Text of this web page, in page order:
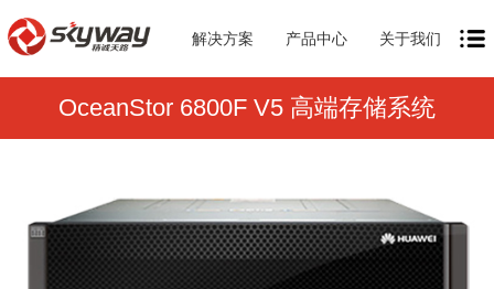
解决方案 产品中心 关于我们
OceanStor 6800F V5 高端存储系统